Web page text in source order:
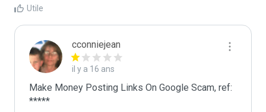
Utile
cconniejean
il y a 16 ans
Make Money Posting Links On Google Scam, ref:
*****